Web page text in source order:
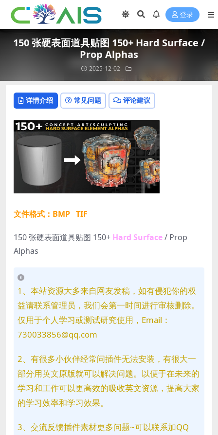
登录
150 张硬表面道具贴图 150+ Hard Surface /
Prop Alphas
2025-12-02
详情介绍 常见问题 评论建议
文件格式：BMP TIF
150 张硬表面道具贴图 150+ Hard Surface/ Prop
Alphas
1、本站资源大多来自网友发稿，如有侵犯你的权
益请联系管理员，我们会第一时间进行审核删除。
仅用于个人学习或测试研究使用，Email：
730033856@qq.com
2、有很多小伙伴经常问插件无法安装，有很大一
部分用英文原版就可以解决问题。以便于在未来的
学习和工作可以更高效的吸收英文资源，提高大家
的学习效率和学习效果。
3、交流反馈插件素材更多问题~可以联系加QQ